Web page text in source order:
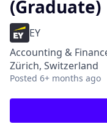
(Graduate)
EY
Accounting &
Zürich, Switzerland
Posted 6+ months ago